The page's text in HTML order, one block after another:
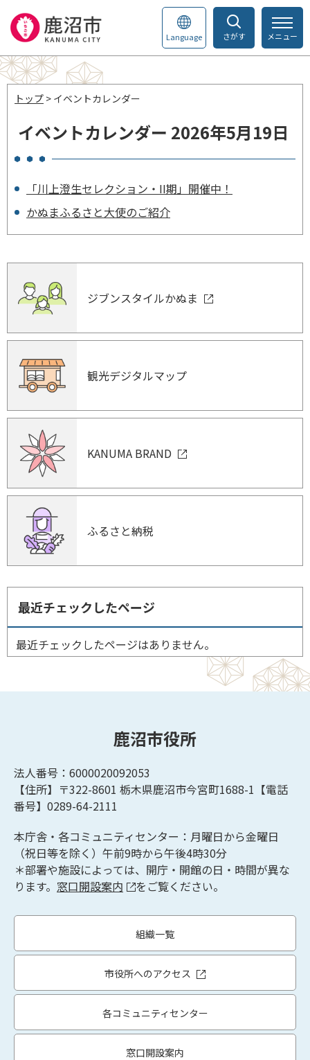
さがす
Language メニュー
トップ > イベントカレンダー
イベントカレンダー 2026年5月19日
「川上澄生セレクション・II期」開催中！
かぬまふるさと大使のご紹介
ジブンスタイルかぬま
観光デジタルマップ
KANUMA BRAND
ふるさと納税
最近チェックしたページ
最近チェックしたページはありません。
鹿沼市役所
法人番号：6000020092053
【住所】〒322-8601 栃木県鹿沼市今宮町1688-1【電話
番号】0289-64-2111
本庁舎・各コミュニティセンター：月曜日から金曜日
（祝日等を除く）午前9時から午後4時30分
＊部署や施設によっては、開庁・開館の日・時間が異な
ります。 窓口開設案内 をご覧ください。
組織一覧
市役所へのアクセス
各コミュニティセンター
窓口開設案内